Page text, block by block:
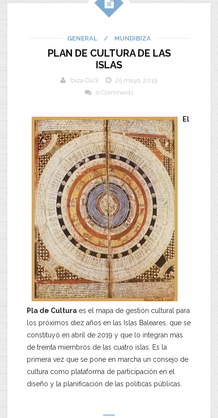
GENERAL / MUNDIBIZA
PLAN DE CULTURA DE LAS
ISLAS
Ibiza Click
25 mayo, 2019
0 Comments
El
Pla de Cultura es el mapa de gestión cultural para
los próximos diez años en las Islas Baleares, que se
constituyó en abril de 2019 y que lo integran más
de treinta miembros de las cuatro islas. Es la
primera vez que se pone en marcha un consejo de
cultura como plataforma de participación en el
diseño y la planificación de las políticas públicas.